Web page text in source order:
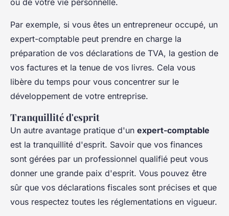
Par exemple, si vous êtes un entrepreneur occupé, un
expert-comptable peut prendre en charge la
préparation de vos déclarations de TVA, la gestion de
vos factures et la tenue de vos livres. Cela vous
libère du temps pour vous concentrer sur le
développement de votre entreprise.
Tranquillité d'esprit
Un autre avantage pratique d'un expert-comptable
est la tranquillité d'esprit. Savoir que vos finances
sont gérées par un professionnel qualifié peut vous
donner une grande paix d'esprit. Vous pouvez être
sûr que vos déclarations fiscales sont précises et que
vous respectez toutes les réglementations en vigueur.